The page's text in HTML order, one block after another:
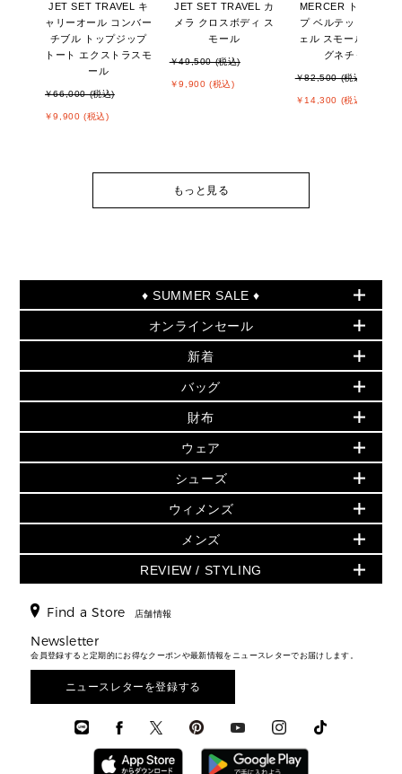
JET SET TRAVEL キ
ャリーオール コンバー
チブル トップジップ
トート エクストラスモ
ール
￥66,000 (税込)
￥9,900 (税込)
JET SET TRAVEL カ
メラ クロスボディ ス
モール
￥49,500 (税込)
￥9,900 (税込)
MERCER トップジッ
プ ベルテッド サッチ
ェル スモール - MKシ
グネチャー
￥82,500 (税込)
￥14,300 (税込)
もっと見る
♦ SUMMER SALE ♦
セールおすすめアイテム
▶ ウィメンズ
バッグ
小物
シューズ・靴
ウェア
アクセサリー
時計
▶ メンズ
バッグ
ウェア
アクセサリー
オンラインセール
PRODUCT OF THE MONTH - 今月の特別価格
再値下げアイテム
追加アイテム
▶ ウィメンズすべて(ウェア・シューズ除く)
バッグ
財布・小物
ウェア
シューズ
時計・ジュエリー
アクセサリー
メンズ バッグ
メンズ 財布・小物
メンズ シューズ
メンズ ウェア
メンズ 時計・その他
新着
初夏のスタイル
▶ すべて
▶ ウィメンズすべて
財布・小物
アクセサリー
フレグランス
シューズ
▶ メンズすべて
メンズ財布・小物
メンズアクセサリー
メンズウェア
バッグ
人気の定番アイテム
日本限定 - バッグ
▶ ウィメンズすべて
トートバッグ
ショルダーバッグ
クロスボディ・斜め掛け
トラベル
3 IN 1 / 2 IN 1 バッグ
▶ メンズすべて
財布
日本限定 - 財布・小物
▶ ウィメンズすべて
GREENWICH
折り財布(二つ折り・三つ折り)
長財布
▶ メンズすべて
ウェア
▶ ウィメンズすべて
トップス
スカート・パンツ
ジャケット・アウター
▶ メンズすべて
シューズ
▶ ウィメンズすべて
サンダル
スニーカー
▶ メンズすべて
ウィメンズ
人気の定番アイテム
▶ ウィメンズすべて
▶ バッグすべて
通勤・通学アイテム
3 IN 1 バッグ
ミニ財布・フラグメントケース
メンズ
▶ メンズすべて
財布・小物
時計・ジュエリー
アクセサリー
REVIEW / STYLING
エディターレビュー
Find a Store 店舗情報
Newsletter
会員登録すると定期的にお得なクーポンや最新情報をニュースレターでお届けします。
ニュースレターを登録する